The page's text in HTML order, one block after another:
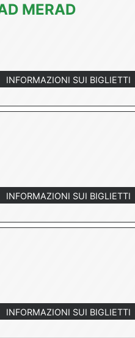
MERAD
INFORMAZIONI SUI BIGLIETTI
INFORMAZIONI SUI BIGLIETTI
INFORMAZIONI SUI BIGLIETTI